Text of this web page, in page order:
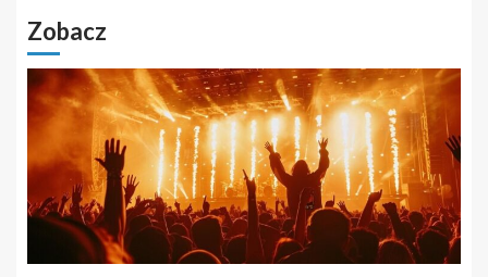
Zobacz